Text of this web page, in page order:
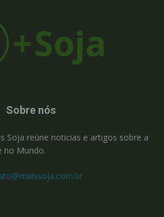
Sobre nós
Soja reúne noticias e artigos sobre a
no Mundo.